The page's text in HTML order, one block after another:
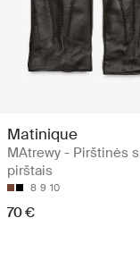
Matinique
MAtrewy - Pirštinės
pirštais
8 9 10
70 €